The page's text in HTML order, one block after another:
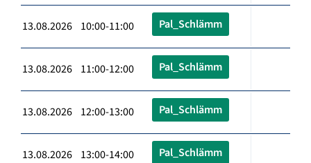
13.08.2026 10:00-11:00 Pal_Schlämm
13.08.2026 11:00-12:00 Pal_Schlämm
13.08.2026 12:00-13:00 Pal_Schlämm
13.08.2026 13:00-14:00 Pal_Schlämm